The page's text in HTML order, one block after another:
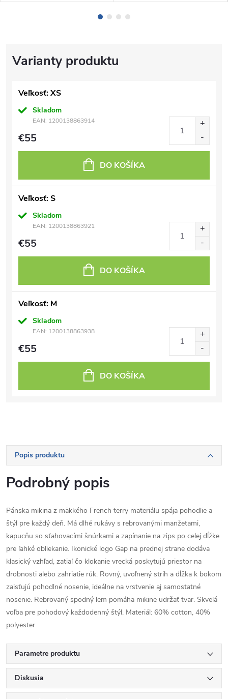
Veľkosť: XS
Skladom
EAN: 1200138863914
€55
DO KOŠÍKA
Veľkosť: S
Skladom
EAN: 1200138863921
€55
DO KOŠÍKA
Veľkosť: M
Skladom
EAN: 1200138863938
€55
DO KOŠÍKA
Popis produktu
Podrobný popis
Pánska mikina z mäkkého French terry materiálu spája pohodlie a
štýl pre každý deň. Má dlhé rukávy s rebrovanými manžetami,
kapucňu so sťahovacími šnúrkami a zapínanie na zips po celej dĺžke
pre ľahké obliekanie. Ikonické logo Gap na prednej strane dodáva
klasický vzhľad, zatiaľ čo klokanie vrecká poskytujú priestor na
drobnosti alebo zahriatie rúk. Rovný, uvoľnený strih a dĺžka k bokom
zaisťujú pohodlné nosenie, ideálne na vrstvenie aj samostatné
nosenie. Rebrovaný spodný lem pomáha mikine udržať tvar. Skvelá
voľba pre pohodový každodenný štýl. Materiál: 60% cotton, 40%
polyester
Parametre produktu
Diskusia